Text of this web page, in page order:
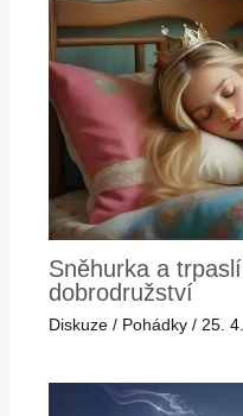
Sněhurka a
dobrodružství
Diskuze / Pohádky /25.